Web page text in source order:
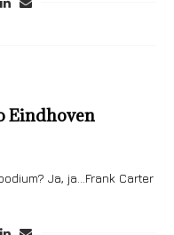
Eindhoven
Ja, ja…Frank Carter